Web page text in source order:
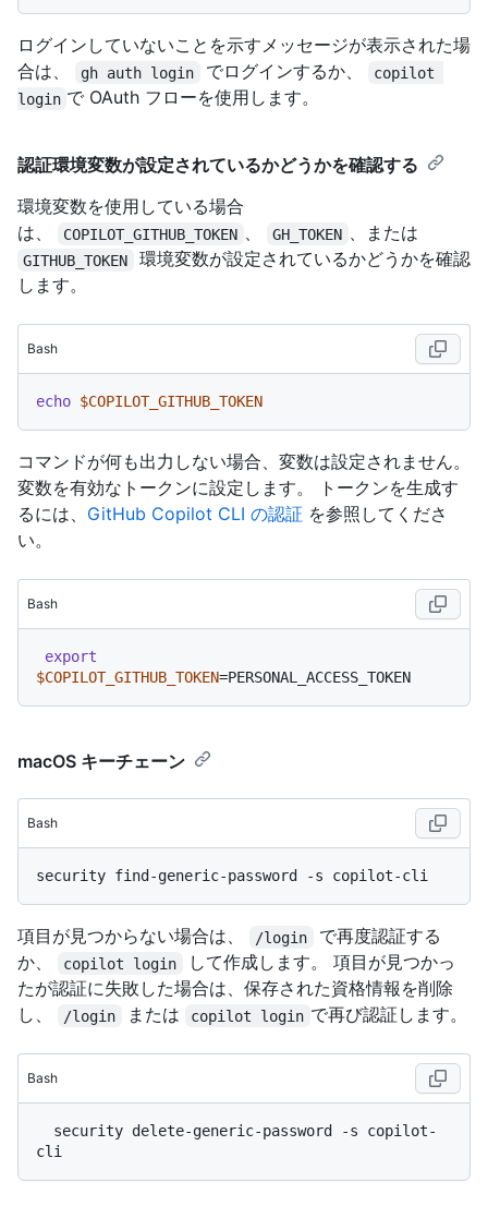
ログインしていないことを示すメッセージが表示された場
合は、
gh auth login でログインするか、
copilot
login で OAuth フローを使用します。
認証環境変数が設定されているかどうかを確認する
環境変数を使用している場合
は、
COPILOT_GITHUB_TOKEN 、 GH_TOKEN 、または
GITHUB_TOKEN
環境変数が設定されているかどうかを確認
します。
Bash
echo $COPILOT_GITHUB_TOKEN
コマンドが何も出力しない場合、変数は設定されません。
変数を有効なトークンに設定します。 トークンを生成す
るには、 GitHub Copilot CLI の認証 を参照してくださ
い。
Bash
export
$COPILOT_GITHUB_TOKEN
macOS キーチェーン
Bash
項目が見つからない場合は、 /login
で再度認証する
か、
copilot login
して作成します。 項目が見つかっ
たが認証に失敗した場合は、保存された資格情報を削除
し、
/login または copilot login で再び認証します。
Bash